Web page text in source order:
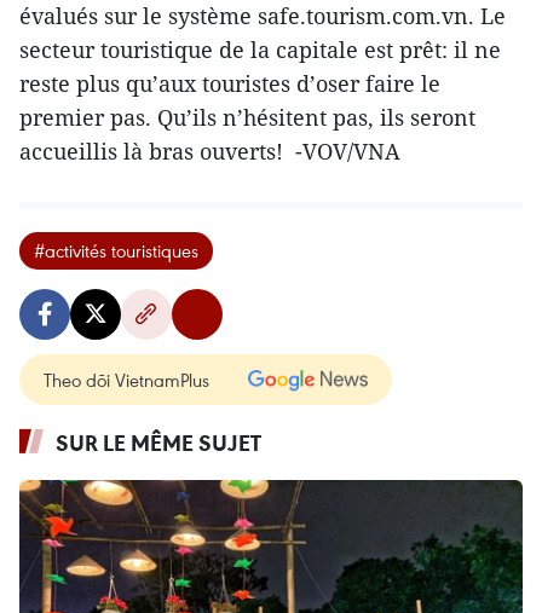
évalués sur le système safe.tourism.com.vn. Le
secteur touristique de la capitale est prêt: il ne
reste plus qu’aux touristes d’oser faire le
premier pas. Qu’ils n’hésitent pas, ils seront
accueillis là bras ouverts! -VOV/VNA
#activités touristiques
Theo dõi VietnamPlus
SUR LE MÊME SUJET